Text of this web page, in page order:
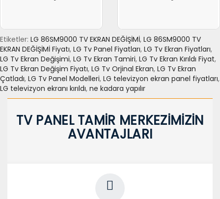
Etiketler: LG 86SM9000 TV EKRAN DEĞİŞİMİ, LG 86SM9000 TV
EKRAN DEĞİŞİMİ Fiyatı, LG Tv Panel Fiyatları, LG Tv Ekran Fiyatları,
LG Tv Ekran Değişimi, LG Tv Ekran Tamiri, LG Tv Ekran Kırıldı Fiyat,
LG Tv Ekran Değişim Fiyatı, LG Tv Orjinal Ekran, LG Tv Ekran
Çatladı, LG Tv Panel Modelleri, LG televizyon ekran panel fiyatları,
LG televizyon ekranı kırıldı, ne kadara yapılır
TV PANEL TAMİR MERKEZİMİZİN
AVANTAJLARI